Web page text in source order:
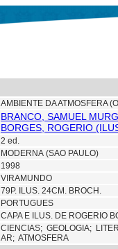
AMBIENTE DA ATMOSFERA
BRANCO, SAMUEL
BORGES, ROGERIO
2 ed.
MODERNA (SAO PAULO)
1998
VIRAMUNDO
79P. ILUS. 24CM. BROCH.
PORTUGUES
CAPA E ILUS. DE ROGERIO
CIENCIAS; GEOLOGIA;
AR; ATMOSFERA